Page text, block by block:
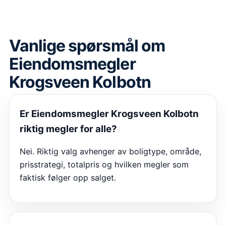
Vanlige spørsmål om
Eiendomsmegler
Krogsveen Kolbotn
Er Eiendomsmegler Krogsveen Kolbotn
riktig megler for alle?
Nei. Riktig valg avhenger av boligtype, område,
prisstrategi, totalpris og hvilken megler som
faktisk følger opp salget.